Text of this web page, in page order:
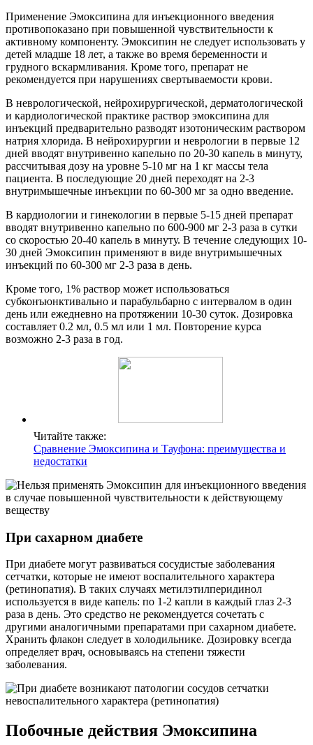
Применение Эмоксипина для инъекционного введения
противопоказано при повышенной чувствительности к
активному компоненту. Эмоксипин не следует использовать у
детей младше 18 лет, а также во время беременности и
грудного вскармливания. Кроме того, препарат не
рекомендуется при нарушениях свертываемости крови.
В неврологической, нейрохирургической, дерматологической
и кардиологической практике раствор эмоксипина для
инъекций предварительно разводят изотоническим раствором
натрия хлорида. В нейрохирургии и неврологии в первые 12
дней вводят внутривенно капельно по 20-30 капель в минуту,
рассчитывая дозу на уровне 5-10 мг на 1 кг массы тела
пациента. В последующие 20 дней переходят на 2-3
внутримышечные инъекции по 60-300 мг за одно введение.
В кардиологии и гинекологии в первые 5-15 дней препарат
вводят внутривенно капельно по 600-900 мг 2-3 раза в сутки
со скоростью 20-40 капель в минуту. В течение следующих 10-
30 дней Эмоксипин применяют в виде внутримышечных
инъекций по 60-300 мг 2-3 раза в день.
Кроме того, 1% раствор может использоваться
субконъюнктивально и парабульбарно с интервалом в один
день или ежедневно на протяжении 10-30 суток. Дозировка
составляет 0.2 мл, 0.5 мл или 1 мл. Повторение курса
возможно 2-3 раза в год.
Читайте также:
Сравнение Эмоксипина и Тауфона: преимущества и
недостатки
При сахарном диабете
При диабете могут развиваться сосудистые заболевания
сетчатки, которые не имеют воспалительного характера
(ретинопатия). В таких случаях метилэтилперидинол
используется в виде капель: по 1-2 капли в каждый глаз 2-3
раза в день. Это средство не рекомендуется сочетать с
другими аналогичными препаратами при сахарном диабете.
Хранить флакон следует в холодильнике. Дозировку всегда
определяет врач, основываясь на степени тяжести
заболевания.
Побочные действия Эмоксипина